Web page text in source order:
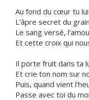
Au fond du cœur tu
L'âpre secret du
Le sang versé,
Et cette croix qui
Il porte fruit dans ta
Et crie ton nom sur
Puis, quand vient
Passe avec toi du